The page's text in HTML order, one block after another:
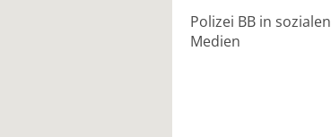
Polizei BB in sozialen
Medien